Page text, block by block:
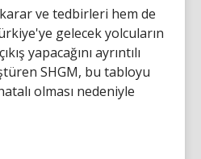
ve tedbirleri hem de
gelecek yolcuların
yapacağını ayrıntılı
SHGM, bu tabloyu
olması nedeniyle